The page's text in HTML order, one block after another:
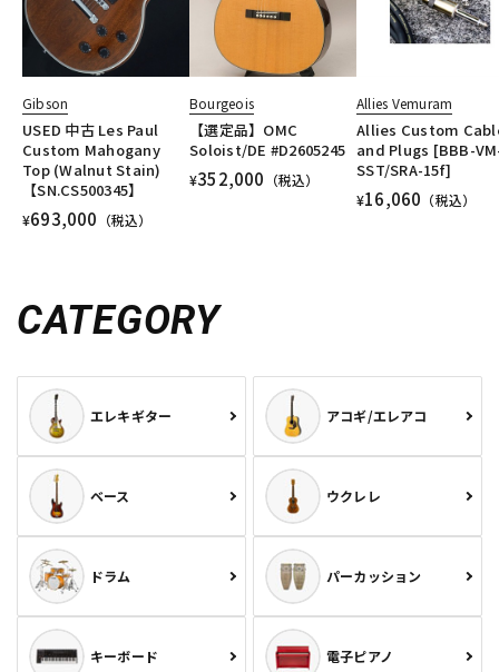
Gibson
USED 中古 Les Paul
Custom Mahogany
Top (Walnut Stain)
【SN.CS500345】
¥693,000 （税込）
Bourgeois
【選定品】OMC
Soloist/DE #D2605245
¥352,000 （税込）
Allies Vemuram
Allies Custom
and Plugs [BBB-
SST/SRA-15f]
¥16,060 （税込）
CATEGORY
エレキギター アコギ/エレアコ
ベース ウクレレ
ドラム パーカッション
キーボード 電子ピアノ